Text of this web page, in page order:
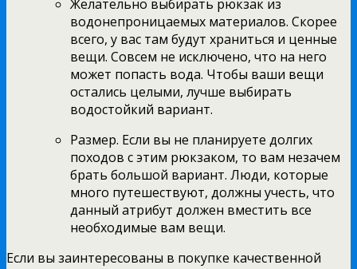
Желательно выбирать рюкзак из
водонепроницаемых материалов. Скорее
всего, у вас там будут храниться и ценные
вещи. Совсем не исключено, что на него
может попасть вода. Чтобы ваши вещи
остались целыми, лучше выбирать
водостойкий вариант.
Размер. Если вы не планируете долгих
походов с этим рюкзаком, то вам незачем
брать большой вариант. Люди, которые
много путешествуют, должны учесть, что
данный атрибут должен вместить все
необходимые вам вещи.
Если вы заинтересованы в покупке качественной